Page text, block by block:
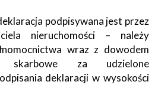
podpisywana jest przez
nieruchomości – należy
wraz z dowodem
skarbowe za udzielone
deklaracji w wysokości